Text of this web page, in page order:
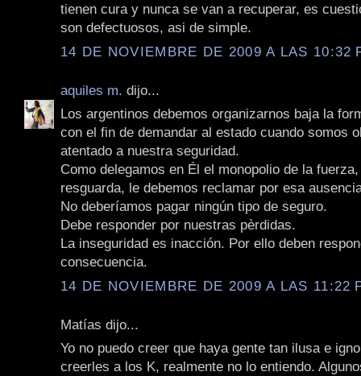
tienen cura y nunca se van a recuperar, es
son defectuosos, asi de simple.
14 DE NOVIEMBRE DE 2009 A LAS 10:32
aquiles m. dijo...
Los argentinos debemos organizarnos baja la
con el fin de demandar al estado cuando somos
atentado a nuestra seguridad.
Como delegamos en Él el monopolio de la
resguarda, le debemos reclamar por esa
No deberíamos pagar ningún tipo de seguro.
Debe responder por nuestras pèrdidas.
La inseguridad es inacción. Por ello deben
consecuencia.
14 DE NOVIEMBRE DE 2009 A LAS 11:22
Matías dijo...
Yo no puedo creer que haya gente tan ilusa e
creerles a los K, realmente no lo entiendo.